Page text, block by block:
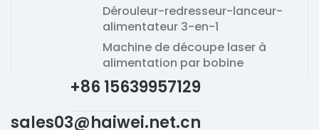
Dérouleur-redresseur-lanceur-
alimentateur 3-en-1
Machine de découpe laser à
alimentation par bobine
+86 15639957129
sales03@haiwei.net.cn